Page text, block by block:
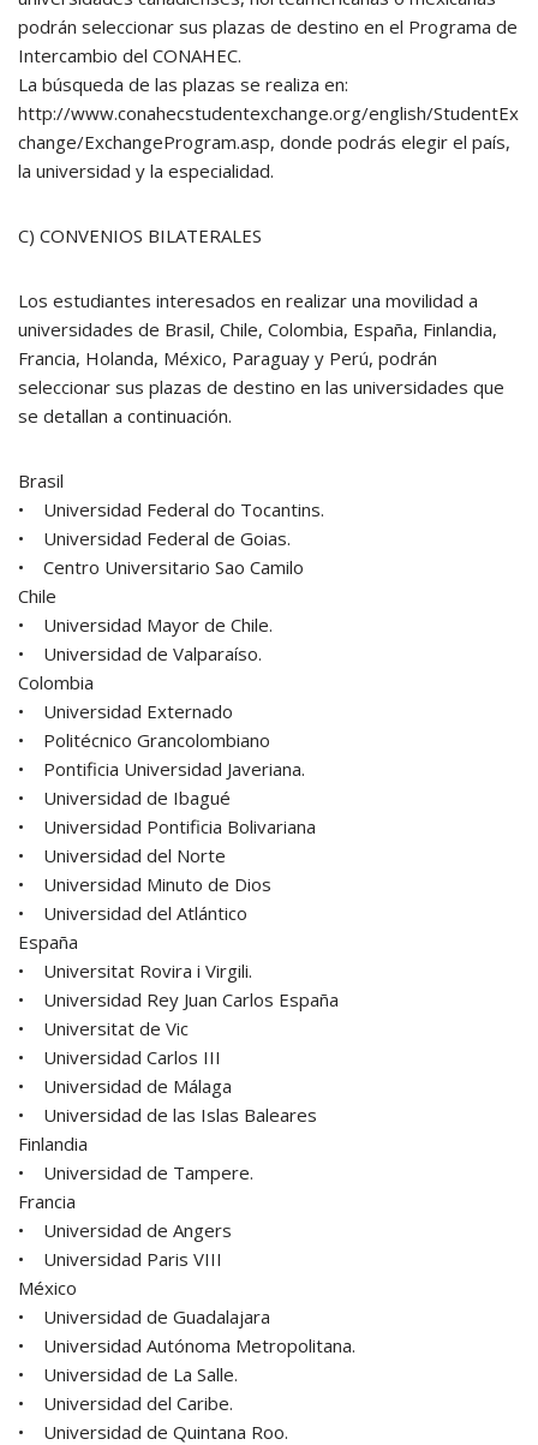
podrán seleccionar sus plazas de destino en el Programa de
Intercambio del CONAHEC.
La búsqueda de las plazas se realiza en:
http://www.conahecstudentexchange.org/english/StudentEx
change/ExchangeProgram.asp, donde podrás elegir el país,
la universidad y la especialidad.
C) CONVENIOS BILATERALES
Los estudiantes interesados en realizar una movilidad a
universidades de Brasil, Chile, Colombia, España, Finlandia,
Francia, Holanda, México, Paraguay y Perú, podrán
seleccionar sus plazas de destino en las universidades que
se detallan a continuación.
Brasil
• Universidad Federal do Tocantins.
• Universidad Federal de Goias.
• Centro Universitario Sao Camilo
Chile
• Universidad Mayor de Chile.
• Universidad de Valparaíso.
Colombia
• Universidad Externado
• Politécnico Grancolombiano
• Pontificia Universidad Javeriana.
• Universidad de Ibagué
• Universidad Pontificia Bolivariana
• Universidad del Norte
• Universidad Minuto de Dios
• Universidad del Atlántico
España
• Universitat Rovira i Virgili.
• Universidad Rey Juan Carlos España
• Universitat de Vic
• Universidad Carlos III
• Universidad de Málaga
• Universidad de las Islas Baleares
Finlandia
• Universidad de Tampere.
Francia
• Universidad de Angers
• Universidad Paris VIII
México
• Universidad de Guadalajara
• Universidad Autónoma Metropolitana.
• Universidad de La Salle.
• Universidad del Caribe.
• Universidad de Quintana Roo.